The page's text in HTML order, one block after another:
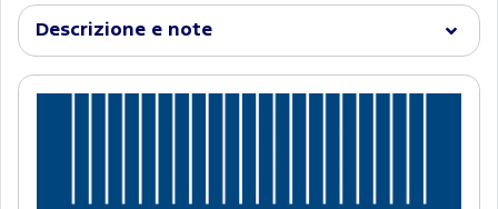
Descrizione e note